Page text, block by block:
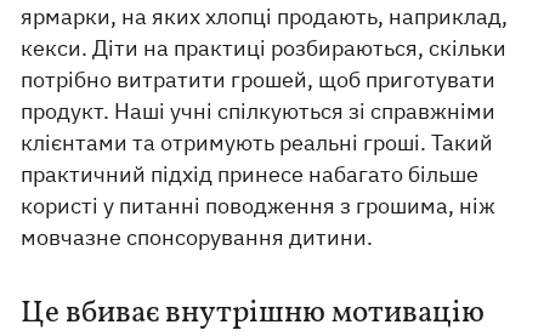
ярмарки, на яких хлопці продають, наприклад,
кекси. Діти на практиці розбираються, скільки
потрібно витратити грошей, щоб приготувати
продукт. Наші учні спілкуються зі справжніми
клієнтами та отримують реальні гроші. Такий
практичний підхід принесе набагато більше
користі у питанні поводження з грошима, ніж
мовчазне спонсорування дитини.
Це вбиває внутрішню мотивацію